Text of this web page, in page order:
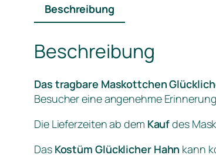
Beschreibung
Beschreibung
Das tragbare Maskottchen
Besucher eine angenehme
Die Lieferzeiten ab dem Kaufdes
Das Kostüm Glücklicher Hahn kann